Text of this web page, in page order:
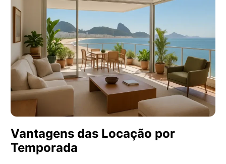
Vantagens das Locação por
Temporada